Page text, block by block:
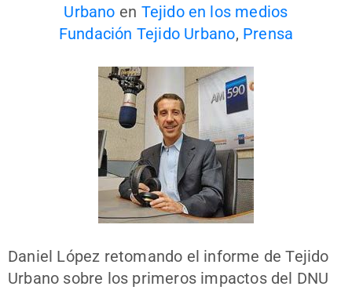
Urbano en Tejido en los medios
Fundación Tejido Urbano, Prensa
Daniel López retomando el informe de Tejido
Urbano sobre los primeros impactos del DNU